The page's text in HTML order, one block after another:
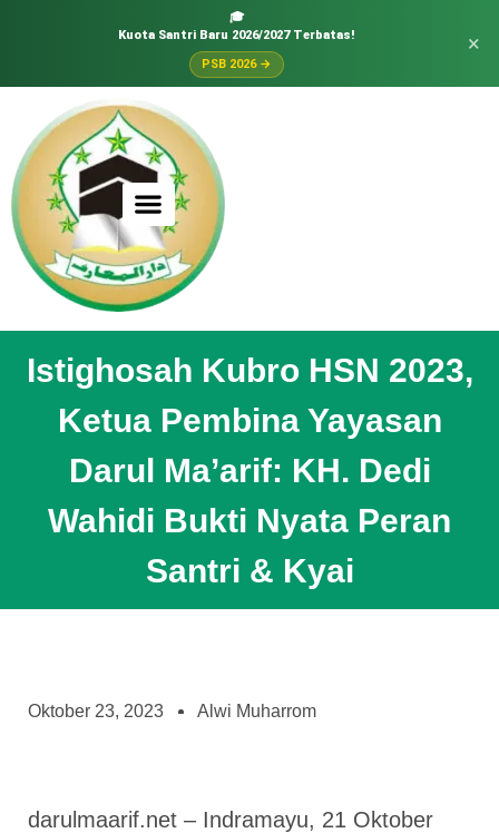
🎓
Kuota Santri Baru 2026/2027 Terbatas!
PSB 2026 →
×
Istighosah Kubro HSN 2023,
Ketua Pembina Yayasan
Darul Ma’arif: KH. Dedi
Wahidi Bukti Nyata Peran
Santri & Kyai
Oktober 23, 2023 Alwi Muharrom
darulmaarif.net – Indramayu, 21 Oktober